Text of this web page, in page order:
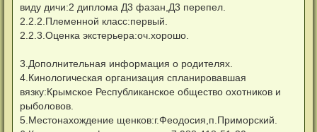
виду дичи:2 диплома Д3 фазан,Д3 перепел.
2.2.2.Племенной класс:первый.
2.2.3.Оценка экстерьера:оч.хорошо.
3.Дополнительная информация о родителях.
4.Кинологическая организация спланировавшая
вязку:Крымское Республиканское общество охотников и
рыболовов.
5.Местонахождение щенков:г.Феодосия,п.Приморский.